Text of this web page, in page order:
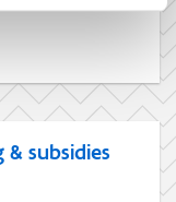
subsidies